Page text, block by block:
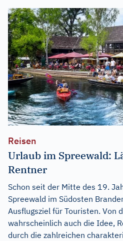
Reisen
Urlaub im Spreewald:
Rentner
Schon seit der Mitte des 19.
Spreewald im Südosten
Ausflugsziel für Touristen. Von
wahrscheinlich auch die Idee,
durch die zahlreichen